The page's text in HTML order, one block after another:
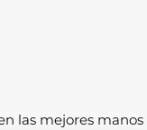
las mejores manos